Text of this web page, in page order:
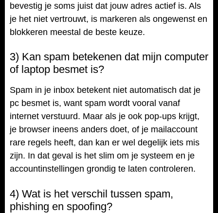
bevestig je soms juist dat jouw adres actief is. Als
je het niet vertrouwt, is markeren als ongewenst en
blokkeren meestal de beste keuze.
3) Kan spam betekenen dat mijn computer
of laptop besmet is?
Spam in je inbox betekent niet automatisch dat je
pc besmet is, want spam wordt vooral vanaf
internet verstuurd. Maar als je ook pop-ups krijgt,
je browser ineens anders doet, of je mailaccount
rare regels heeft, dan kan er wel degelijk iets mis
zijn. In dat geval is het slim om je systeem en je
accountinstellingen grondig te laten controleren.
4) Wat is het verschil tussen spam,
phishing en spoofing?